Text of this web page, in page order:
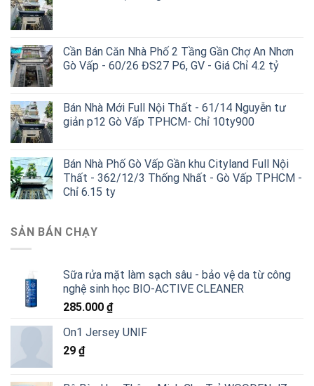
Cần Bán Căn Nhà Phố 2 Tầng Gần Chợ An Nhơn
Gò Vấp - 60/26 ĐS27 P6, GV - Giá Chỉ 4.2 tỷ
Bán Nhà Mới Full Nội Thất - 61/14 Nguyễn tư
giản p12 Gò Vấp TPHCM- Chỉ 10ty900
Bán Nhà Phố Gò Vấp Gần khu Cityland Full Nội
Thất - 362/12/3 Thống Nhất - Gò Vấp TPHCM -
Chỉ 6.15 ty
SẢN BÁN CHẠY
Sữa rửa mặt làm sạch sâu - bảo vệ da từ công
nghệ sinh học BIO-ACTIVE CLEANER
285.000 ₫
On1 Jersey UNIF
29 ₫